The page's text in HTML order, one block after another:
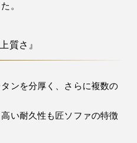
。
質さ』
ンを分厚く、さらに複数の
い耐久性も匠ソファの特徴